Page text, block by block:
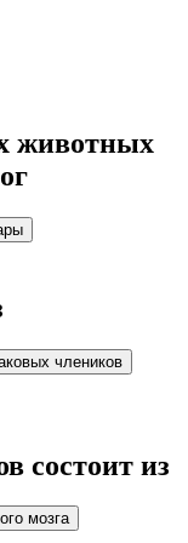
животных
члеников
состоит из
мозга